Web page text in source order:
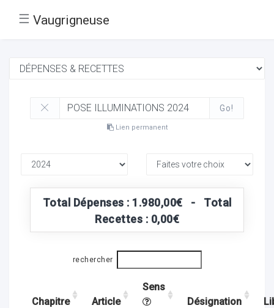
☰ Vaugrigneuse
Go!
Lien permanent
Total Dépenses : 1.980,00€ - Total
Recettes : 0,00€
rechercher
Chapitre Article
Sens
Désignation